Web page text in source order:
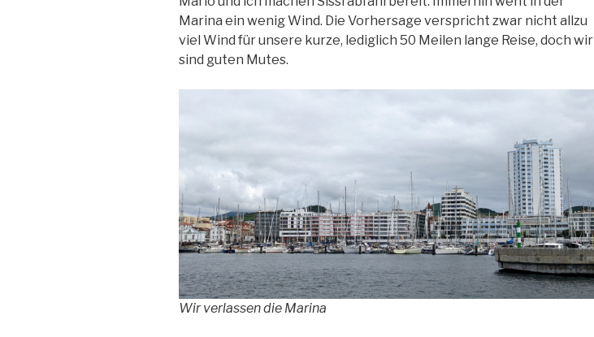
Marina ein wenig Wind. Die Vorhersage verspricht zwar nicht allzu
viel Wind für unsere kurze, lediglich 50 Meilen lange Reise, doch wir
sind guten Mutes.
Wir verlassen die Marina